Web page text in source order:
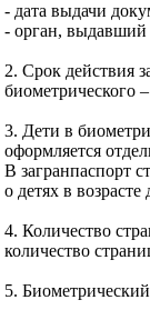
- дата выдачи
- орган, выдавший
2. Срок действия
биометрического
3. Дети в
оформляется
В загранпаспорт
о детях в возрасте
4. Количество
количество
5.